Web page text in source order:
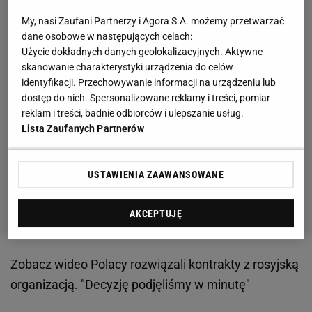
Zobacz wideo Polacy rozwiązali kontrakty z rosyjską
organizacją. "Decyzję podjęliśmy w minutę"
My, nasi Zaufani Partnerzy i Agora S.A. możemy przetwarzać
dane osobowe w następujących celach:
Użycie dokładnych danych geolokalizacyjnych. Aktywne
skanowanie charakterystyki urządzenia do celów
identyfikacji. Przechowywanie informacji na urządzeniu lub
dostęp do nich. Spersonalizowane reklamy i treści, pomiar
reklam i treści, badnie odbiorców i ulepszanie usług.
Lista Zaufanych Partnerów
USTAWIENIA ZAAWANSOWANE
AKCEPTUJĘ